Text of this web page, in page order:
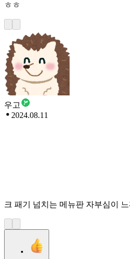
ㅎㅎ
우고
2024.08.11
크 패기 넘치는 메뉴판 자부심이